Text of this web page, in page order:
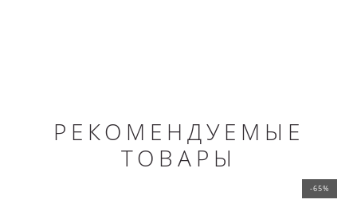
РЕКОМЕНДУЕМЫЕ
ТОВАРЫ
-65%